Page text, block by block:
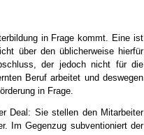
in Frage kommt. Eine ist
über den üblicherweise hierfür
der jedoch nicht für die
Beruf arbeitet und deswegen
in Frage.
Deal: Sie stellen den Mitarbeiter
Im Gegenzug subventioniert der